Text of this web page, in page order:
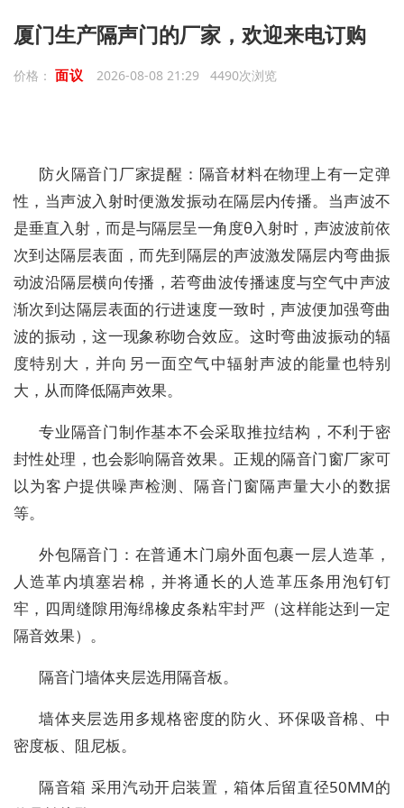
厦门生产隔声门的厂家，欢迎来电订购
价格： 面议 2026-08-08 21:29 4490次浏览
防火隔音门厂家提醒：隔音材料在物理上有一定弹
性，当声波入射时便激发振动在隔层内传播。当声波不
是垂直入射，而是与隔层呈一角度θ入射时，声波波前依
次到达隔层表面，而先到隔层的声波激发隔层内弯曲振
动波沿隔层横向传播，若弯曲波传播速度与空气中声波
渐次到达隔层表面的行进速度一致时，声波便加强弯曲
波的振动，这一现象称吻合效应。这时弯曲波振动的辐
度特别大，并向另一面空气中辐射声波的能量也特别
大，从而降低隔声效果。
专业隔音门制作基本不会采取推拉结构，不利于密
封性处理，也会影响隔音效果。正规的隔音门窗厂家可
以为客户提供噪声检测、隔音门窗隔声量大小的数据
等。
外包隔音门：在普通木门扇外面包裹一层人造革，
人造革内填塞岩棉，并将通长的人造革压条用泡钉钉
牢，四周缝隙用海绵橡皮条粘牢封严（这样能达到一定
隔音效果）。
隔音门墙体夹层选用隔音板。
墙体夹层选用多规格密度的防火、环保吸音棉、中
密度板、阻尼板。
隔音箱 采用汽动开启装置，箱体后留直径50MM的